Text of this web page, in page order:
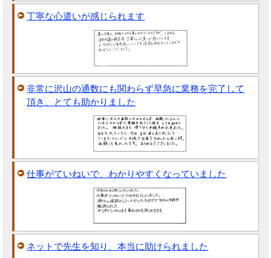
丁寧な心遣いが感じられます
非常に沢山の通数にも関わらず早急に業務を完了して
頂き、とても助かりました
仕事がていねいで、わかりやすくなっていました
ネットで先生を知り、本当に助けられました